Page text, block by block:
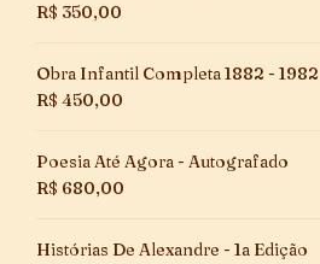
R$ 350,00
Obra Infantil Completa 1882 - 1982
R$ 450,00
Poesia Até Agora - Autografado
R$ 680,00
Histórias De Alexandre - 1a Edição